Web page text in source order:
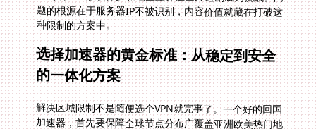
种限制的方案中。
选择加速器的黄金标准：从稳定到安全
的一体化方案
解决区域限制不是随便选个VPN就完事了。一个好的回国
加速器，首先要保障全球节点分布广覆盖亚洲欧美热门地